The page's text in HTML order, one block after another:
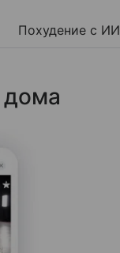
Похудение с ИИ
дома